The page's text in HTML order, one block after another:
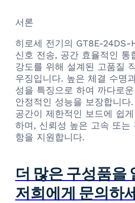
서론
히로세 전기의 GT8E-24DS-
신호 전송, 공간 효율적인 통
강도를 위해 설계된 고품질
우징입니다. 높은 체결 수명
성을 특징으로 하여 까다로
안정적인 성능을 보장합니다
공간이 제한적인 보드에 쉽
하며, 신뢰성 높은 고속 또는
항을 지원합니다.
더 많은 구성품을
저희에게 문의하